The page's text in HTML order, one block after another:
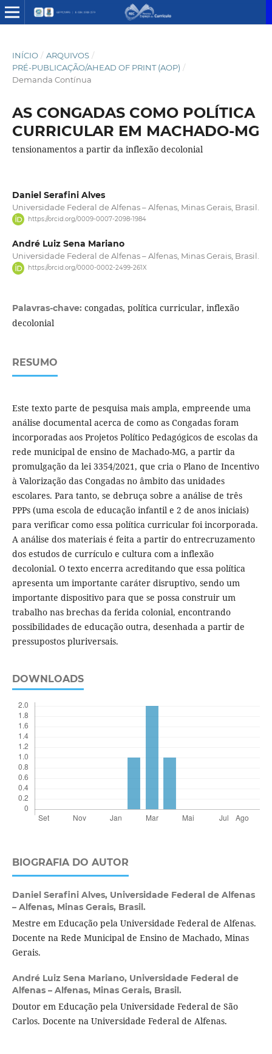
INÍCIO / ARQUIVOS /
PRÉ-PUBLICAÇÃO/AHEAD OF PRINT (AOP) /
Demanda Contínua
AS CONGADAS COMO POLÍTICA
CURRICULAR EM MACHADO-MG
tensionamentos a partir da inflexão decolonial
Daniel Serafini Alves
Universidade Federal de Alfenas – Alfenas, Minas Gerais, Brasil.
https://orcid.org/0009-0007-2098-1984
André Luiz Sena Mariano
Universidade Federal de Alfenas – Alfenas, Minas Gerais, Brasil.
https://orcid.org/0000-0002-2499-261X
Palavras-chave: congadas, política curricular, inflexão
decolonial
RESUMO
Este texto parte de pesquisa mais ampla, empreende uma
análise documental acerca de como as Congadas foram
incorporadas aos Projetos Político Pedagógicos de escolas da
rede municipal de ensino de Machado-MG, a partir da
promulgação da lei 3354/2021, que cria o Plano de Incentivo
à Valorização das Congadas no âmbito das unidades
escolares. Para tanto, se debruça sobre a análise de três
PPPs (uma escola de educação infantil e 2 de anos iniciais)
para verificar como essa política curricular foi incorporada.
A análise dos materiais é feita a partir do entrecruzamento
dos estudos de currículo e cultura com a inflexão
decolonial. O texto encerra acreditando que essa política
apresenta um importante caráter disruptivo, sendo um
importante dispositivo para que se possa construir um
trabalho nas brechas da ferida colonial, encontrando
possibilidades de educação outra, desenhada a partir de
pressupostos pluriversais.
DOWNLOADS
BIOGRAFIA DO AUTOR
Daniel Serafini Alves, Universidade Federal de Alfenas
– Alfenas, Minas Gerais, Brasil.
Mestre em Educação pela Universidade Federal de Alfenas.
Docente na Rede Municipal de Ensino de Machado, Minas
Gerais.
André Luiz Sena Mariano, Universidade Federal de
Alfenas – Alfenas, Minas Gerais, Brasil.
Doutor em Educação pela Universidade Federal de São
Carlos. Docente na Universidade Federal de Alfenas.